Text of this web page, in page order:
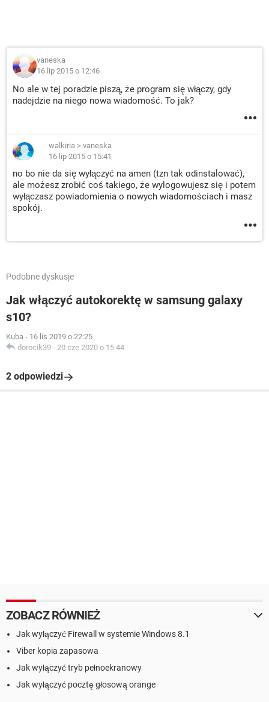
vaneska
16 lip 2015 o 12:46
No ale w tej poradzie piszą, że program się włączy, gdy
nadejdzie na niego nowa wiadomość. To jak?
walkiria > vaneska
16 lip 2015 o 15:41
no bo nie da się wyłączyć na amen (tzn tak odinstalować),
ale możesz zrobić coś takiego, że wylogowujesz się i potem
wyłączasz powiadomienia o nowych wiadomościach i masz
spokój.
Podobne dyskusje
Jak włączyć autokorektę w samsung galaxy
s10?
Kuba - 16 lis 2019 o 22:25
dorocik39 - 20 cze 2020 o 15:44
2 odpowiedzi
ZOBACZ RÓWNIEŻ
Jak wyłączyć Firewall w systemie Windows 8.1
Viber kopia zapasowa
Jak wyłączyć tryb pełnoekranowy
Jak wyłączyć pocztę głosową orange